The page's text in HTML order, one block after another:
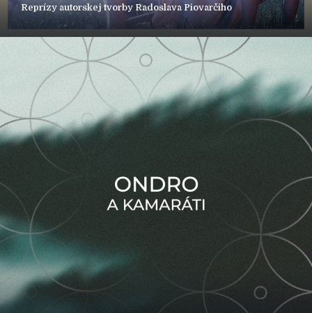
Reprízy autorskej tvorby Radoslava Piovarčiho